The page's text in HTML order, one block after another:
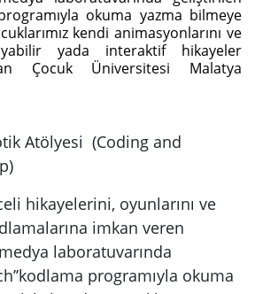
programıyla okuma yazma bilmeye
kendi animasyonlarını ve
yada interaktif hikayeler
Çocuk Üniversitesi Malatya
Atölyesi (Coding and
hikayelerini, oyunlarını ve
imkan veren
laboratuvarında
programıyla okuma